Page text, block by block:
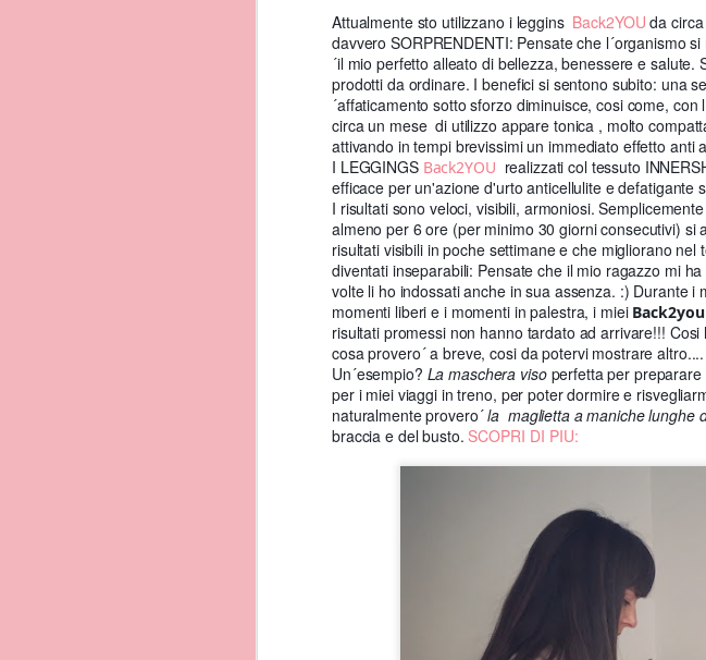
Attualmente sto utilizzano i legginsBack2YOU da
davvero SORPRENDENTI: Pensate che l´organismo
´il mio perfetto alleato di bellezza, benessere e
prodotti da ordinare. I benefici si sentono subito: una
´affaticamento sotto sforzo diminuisce, cosi come,
circa un mese di utilizzo appare tonica , molto
attivando in tempi brevissimi un immediato effetto anti
I LEGGINGS Back2YOU realizzati col tessuto
efficace per un'azione d'urto anticellulite e defatigante
I risultatisono veloci, visibili, armoniosi.
almeno per 6 ore (per minimo 30 giorni consecutivi)
risultati visibili in poche settimane e che migliorano
diventati inseparabili: Pensate che il mio ragazzo mi
volte li ho indossati anche in sua assenza. :) Durante
momenti liberi e i momenti in palestra, i miei Back2you
risultati promessi non hanno tardato ad arrivare!!!
cosa provero´ a breve, cosi da potervi mostrare altro....
Un´esempio? La maschera viso perfetta per
per i miei viaggi in treno, per poter dormire e
naturalmente provero´la maglietta a maniche lunghe
braccia e del busto. SCOPRI DI PIU:
2. Terra Murata
Dalla Corricella si raggiunge Terra Murata, tappa
di maggior fascino. Ho realizzato delle foto al
Palazzo d´Avalos, all´interno del borgo di Terra
dismesso nel 1988 e ora e´visitabile su appuntamento.
Da non perdere nel borgo di Terra Murata anche
´abbazia extra le chiese piu ricche e prestigiose
Da visitare inoltre il monastero di Santa Margherita.